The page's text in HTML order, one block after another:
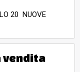
20 NUOVE
vendita